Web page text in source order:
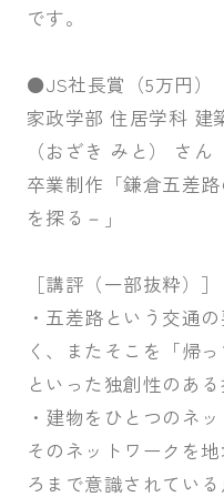
です。
⚫JS社長賞（5万円）
家政学部 住居学科 建
（おざき みと） さん
卒業制作「鎌倉五差
を探る－」
［講評（一部抜粋）］
・五差路という交通
く、またそこを「帰
といった独創性のあ
・建物をひとつのネ
そのネットワークを
ろまで意識されてい